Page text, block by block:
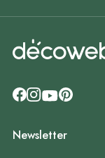
Newsletter